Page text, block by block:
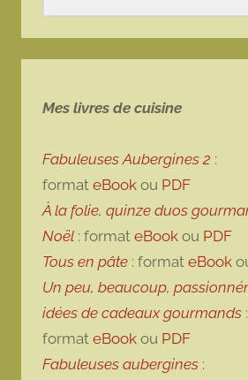
Mes livres de cuisine
Fabuleuses Aubergines 2 :
format eBook ou PDF
À la folie, quinze duos
Noël : format eBook ou PDF
Tous en pâte : format eBook
Un peu, beaucoup,
idées de cadeaux gourmands :
format eBook ou PDF
Fabuleuses aubergines :